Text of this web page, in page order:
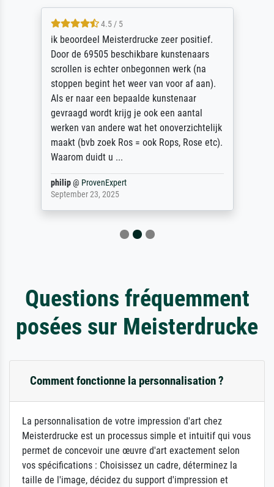
4.5 / 5
ik beoordeel Meisterdrucke zeer positief.
Door de 69505 beschikbare kunstenaars
scrollen is echter onbegonnen werk (na
stoppen begint het weer van voor af aan).
Als er naar een bepaalde kunstenaar
gevraagd wordt krijg je ook een aantal
werken van andere wat het onoverzichtelijk
maakt (bvb zoek Ros = ook Rops, Rose etc).
Waarom duidt u ...
philip@ ProvenExpert
September 23, 2025
Questions fréquemment
posées sur Meisterdrucke
Comment fonctionne la personnalisation ?
La personnalisation de votre impression d'art chez
Meisterdrucke est un processus simple et intuitif qui vous
permet de concevoir une œuvre d'art exactement selon
vos spécifications : Choisissez un cadre, déterminez la
taille de l'image, décidez du support d'impression et